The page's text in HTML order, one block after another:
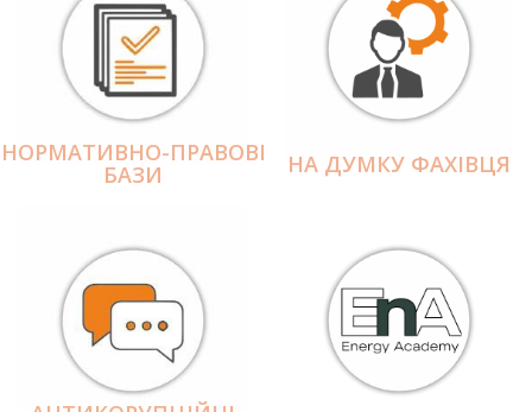
НОРМАТИВНО-ПРАВОВІ
БАЗИ НА ДУМКУ ФАХІВЦЯ